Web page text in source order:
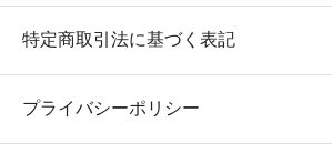
特定商取引法に基づく表記
プライバシーポリシー